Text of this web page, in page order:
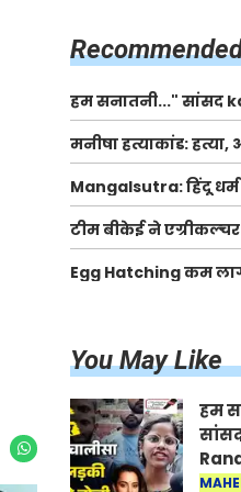
हम सनातनी..." सांसद
Ranaut से क्या बोली
Jantar-Mantar |
मनीषा हत्याकांड: हत्या,
| Full Story | Josh
Mangalsutra: हिंदू
मंगलसूत्र क्यों पहनती
शुरु की ये परंपरा
टीम बीकेई ने एग्रीकल्चर
खाद गट्टों में बदलकर
बेचने वालों पर करवाई
Egg Hatching कम
You May Like
हम